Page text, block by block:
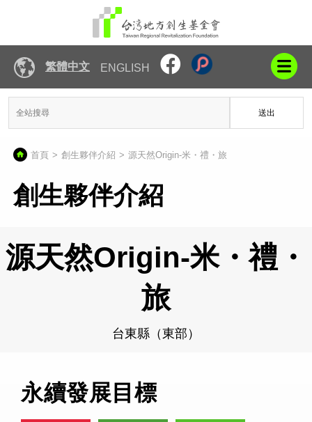
繁體中文 ENGLISH
送出
首頁 創生夥伴介紹 源天然Origin-米・禮・旅
創生夥伴介紹
源天然Origin-米・禮・
旅
台東縣（東部）
永續發展目標